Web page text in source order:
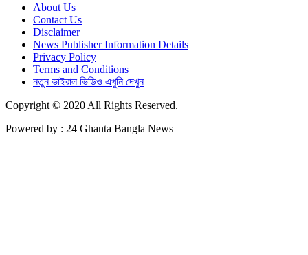
About Us
Contact Us
Disclaimer
News Publisher Information Details
Privacy Policy
Terms and Conditions
নতুন ভাইরাল ভিডিও এখুনি দেখুন
Copyright © 2020 All Rights Reserved.
Powered by : 24 Ghanta Bangla News